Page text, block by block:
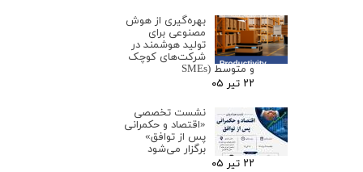
بهره‌گیری از هوش
مصنوعی برای
تولید هوشمند در
شرکت‌های کوچک
و متوسط (SMEs
۲۲ تیر ۰۵
نشست تخصصی
«اقتصاد و حکمرانی
پس از توافق»
برگزار می‌شود
۲۲ تیر ۰۵